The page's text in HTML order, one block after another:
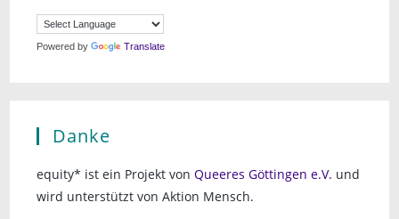
Powered by Translate
Danke
equity* ist ein Projekt vonQueeres Göttingen e.V. und
wird unterstützt von Aktion Mensch.